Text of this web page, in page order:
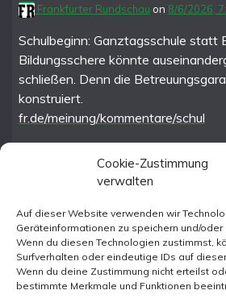
Cookie-Zustimmung
verwalten
Auf dieser Website verwenden wir
Geräteinformationen zu speichern und/
Wenn du diesen Technologien zustimmst,
Surfverhalten oder eindeutige IDs auf
Wenn du deine Zustimmung nicht erteilst
bestimmte Merkmale und Funktionen
Frankfurter Rundschau on 8/6/2026,
Schulbeginn: Ganztagsschule statt
Bildungsschere könnte
schließen. Denn die
konstruiert.
fr.de/meinung/kommentare/schul
Instagram